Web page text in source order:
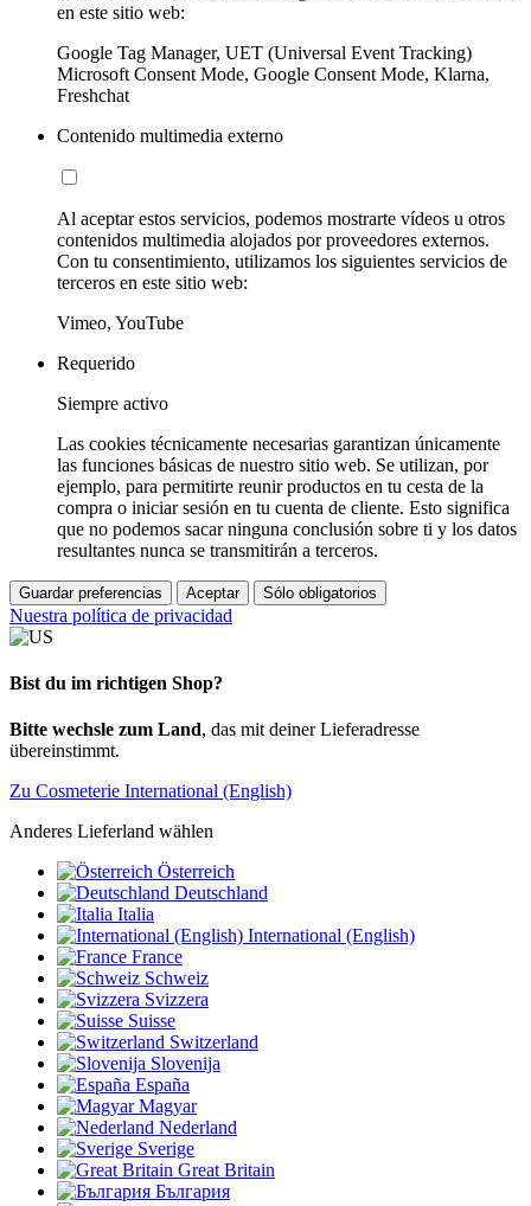
en este sitio web:
Google Tag Manager, UET (Universal Event Tracking)
Microsoft Consent Mode, Google Consent Mode, Klarna,
Freshchat
Contenido multimedia externo
Al aceptar estos servicios, podemos mostrarte vídeos u otros
contenidos multimedia alojados por proveedores externos.
Con tu consentimiento, utilizamos los siguientes servicios de
terceros en este sitio web:
Vimeo, YouTube
Requerido
Siempre activo
Las cookies técnicamente necesarias garantizan únicamente
las funciones básicas de nuestro sitio web. Se utilizan, por
ejemplo, para permitirte reunir productos en tu cesta de la
compra o iniciar sesión en tu cuenta de cliente. Esto significa
que no podemos sacar ninguna conclusión sobre ti y los datos
resultantes nunca se transmitirán a terceros.
Guardar preferencias Aceptar Sólo obligatorios
Nuestra política de privacidad
Bist du im richtigen Shop?
Bitte wechsle zum Land, das mit deiner Lieferadresse
übereinstimmt.
Zu Cosmeterie International (English)
Anderes Lieferland wählen
Österreich
Deutschland
Italia
International (English)
France
Schweiz
Svizzera
Suisse
Switzerland
Slovenija
España
Magyar
Nederland
Sverige
Great Britain
България